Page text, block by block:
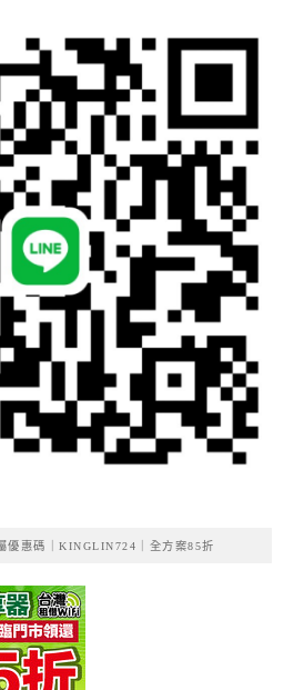
優惠碼｜KINGLIN724｜全方案85折